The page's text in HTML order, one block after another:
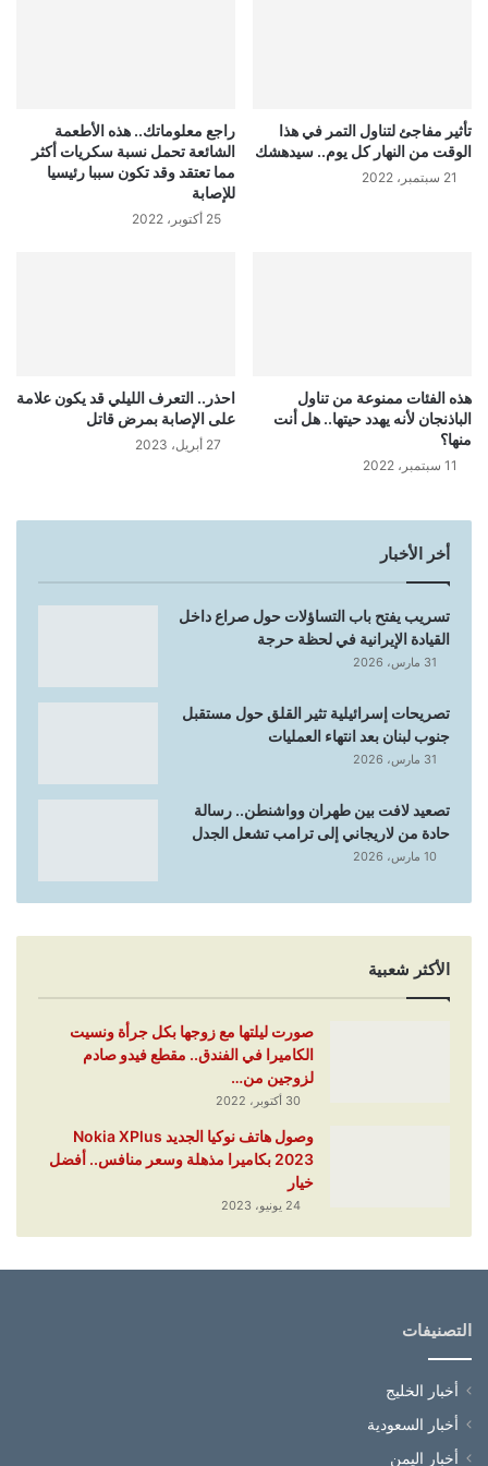
تأثير مفاجئ لتناول التمر في هذا
الوقت من النهار كل يوم.. سيدهشك
21 سبتمبر، 2022
راجع معلوماتك.. هذه الأطعمة
الشائعة تحمل نسبة سكريات أكثر
مما تعتقد وقد تكون سببا رئيسيا
للإصابة
25 أكتوبر، 2022
هذه الفئات ممنوعة من تناول
الباذنجان لأنه يهدد حيتها.. هل أنت
منها؟
11 سبتمبر، 2022
احذر.. التعرف الليلي قد يكون علامة
على الإصابة بمرض قاتل
27 أبريل، 2023
أخر الأخبار
تسريب يفتح باب التساؤلات حول صراع داخل
القيادة الإيرانية في لحظة حرجة
31 مارس، 2026
تصريحات إسرائيلية تثير القلق حول مستقبل
جنوب لبنان بعد انتهاء العمليات
31 مارس، 2026
تصعيد لافت بين طهران وواشنطن.. رسالة
حادة من لاريجاني إلى ترامب تشعل الجدل
10 مارس، 2026
الأكثر شعبية
صورت ليلتها مع زوجها بكل جرأة ونسيت
الكاميرا في الفندق.. مقطع فيدو صادم
لزوجين من…
30 أكتوبر، 2022
وصول هاتف نوكيا الجديد Nokia XPlus
2023 بكاميرا مذهلة وسعر منافس.. أفضل
خيار
24 يونيو، 2023
التصنيفات
أخبار الخليج
أخبار السعودية
أخبار اليمن